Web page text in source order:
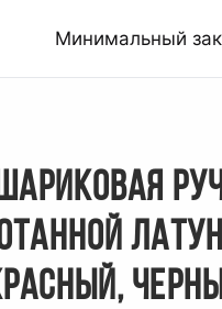
Минимальный
ШАРИКОВАЯ